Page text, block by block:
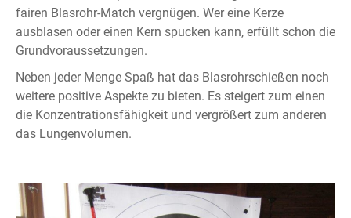
fairen Blasrohr-Match vergnügen. Wer eine Kerze
ausblasen oder einen Kern spucken kann, erfüllt schon die
Grundvoraussetzungen.
Neben jeder Menge Spaß hat das Blasrohrschießen noch
weitere positive Aspekte zu bieten. Es steigert zum einen
die Konzentrationsfähigkeit und vergrößert zum anderen
das Lungenvolumen.